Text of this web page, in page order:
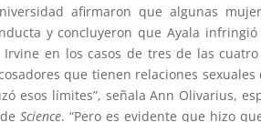
afirmaron que algunas
y concluyeron que Ayala
Irvine en los casos de tres de las
que tienen relaciones
esos límites”, señala Ann Olivarius,
Science. “Pero es evidente que hizo